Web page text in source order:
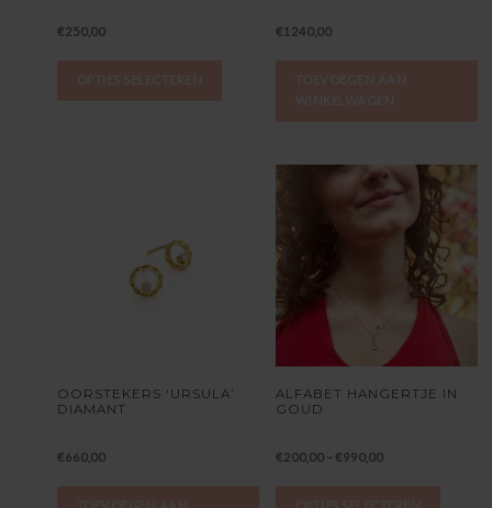
€250,00 €1240,00
OORSTEKERS ‘URSULA’
DIAMANT
€660,00
ALFABET HANGERTJE IN
GOUD
€200,00 –€990,00